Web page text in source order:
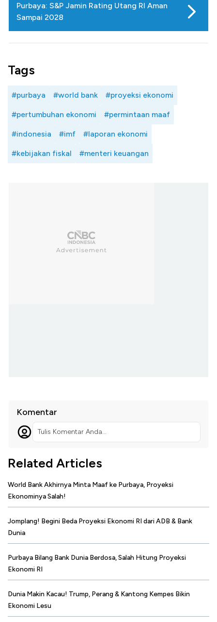
Purbaya: S&P Jamin Rating Utang RI Aman
Sampai 2028
Tags
#purbaya #world bank #proyeksi ekonomi
#pertumbuhan ekonomi #permintaan maaf
#indonesia #imf #laporan ekonomi
#kebijakan fiskal #menteri keuangan
Komentar
Tulis Komentar Anda...
Related Articles
World Bank Akhirnya Minta Maaf ke Purbaya, Proyeksi
Ekonominya Salah!
Jomplang! Begini Beda Proyeksi Ekonomi RI dari ADB & Bank
Dunia
Purbaya Bilang Bank Dunia Berdosa, Salah Hitung Proyeksi
Ekonomi RI
Dunia Makin Kacau! Trump, Perang & Kantong Kempes Bikin
Ekonomi Lesu